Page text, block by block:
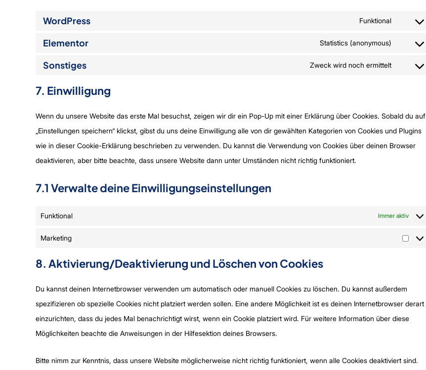
WordPress Funktional
Elementor Statistics (anonymous)
Sonstiges Zweck wird noch ermittelt
7. Einwilligung
Wenn du unsere Website das erste Mal besuchst, zeigen wir dir ein Pop-Up mit einer Erklärung über Cookies. Sobald du auf
„Einstellungen speichern“ klickst, gibst du uns deine Einwilligung alle von dir gewählten Kategorien von Cookies und Plugins
wie in dieser Cookie-Erklärung beschrieben zu verwenden. Du kannst die Verwendung von Cookies über deinen Browser
deaktivieren, aber bitte beachte, dass unsere Website dann unter Umständen nicht richtig funktioniert.
7.1 Verwalte deine Einwilligungseinstellungen
Funktional Immer aktiv
Marketing
8. Aktivierung/Deaktivierung und Löschen von Cookies
Du kannst deinen Internetbrowser verwenden um automatisch oder manuell Cookies zu löschen. Du kannst außerdem
spezifizieren ob spezielle Cookies nicht platziert werden sollen. Eine andere Möglichkeit ist es deinen Internetbrowser derart
einzurichten, dass du jedes Mal benachrichtigt wirst, wenn ein Cookie platziert wird. Für weitere Information über diese
Möglichkeiten beachte die Anweisungen in der Hilfesektion deines Browsers.
Bitte nimm zur Kenntnis, dass unsere Website möglicherweise nicht richtig funktioniert, wenn alle Cookies deaktiviert sind.